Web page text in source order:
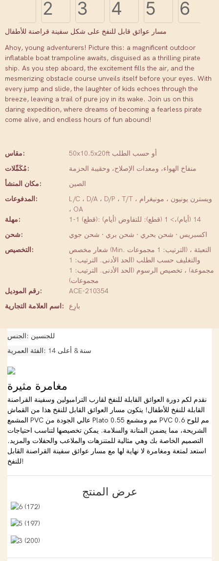
مسار عوائق قابل للنفخ على شكل سفينة قراصنة للأطفال
Ahoy, young adventurers! Picture this: a magnificent outdoor
inflatable boat trampoline awaits, disguised as a thrilling pirate
ship. As you step aboard, the excitement fills the air, and the
mesmerizing obstacle course unveils itself before your eyes. With
every jump and slide, the laughter of kids echoes through the
breeze, leaving a trail of pure joy in its wake. Join us on this
daring expedition, where dreams of becoming a fearless pirate
come alive, and endless hours of fun abound!
مقاس:
50x10.5x20ft أو حسب الطلب
مُكَمِّلات:
منفاخ الهواء، ومعدات الإصلاح، وحقيبة الحزمة
مكان المنشأ:
الصين
المدفوعات:
L/C ، D/A ، D/P ، T/T ، ويسترن يونيون ، مونيغرام
، OA
مهلة:
1-1 (قطع): 14 (أيام)،> 1 (قطع): للتفاوض (أيام)
شحن:
اكسبريس · شحن بحري · شحن بري · شحن جوي
التخصيص:
شعار مخصص (Min. الترتيب: 1 مجموعات) ، التعبئة
والتغليف حسب الطلب (الحد الأدنى. الترتيب: 1
مجموعة) ، تخصيص الرسوم (الحد الأدنى. الترتيب: 1
مجموعات)
رقم الموديل:
ACE-210354
اسم العلامة التجارية:
بارِع
الجنس
للجنسين
الفئة العمرية
14 سنة & أعلى
نقدم لكم دورة العوائق القابلة للنفخ لقارب الترامبولين وسفينة القراصنة
القابلة للنفخ للأطفال! يتكون مسار العوائق القابل للنفخ هذا من القماش
المشمع PVC عالي الجودة من Plato 0.55 مم ومشمع PVC 0.6 مم للوح
الشريحة، مما يضمن المتانة والسلامة. يمكن تخصيصها لتناسب احتياجات
التصميم الخاصة بك وهي مثالية للمتنزهات والملاعب والحفلات والمزيد.
استعد لمتعة ومغامرة لا نهاية لها مع مسار عوائق سفينة القراصنة القابل
للنفخ!
عرض المنتج